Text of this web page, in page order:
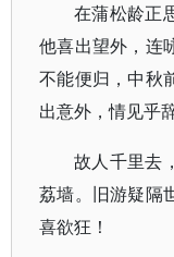
在蒲松龄正
他喜出望外，连
不能便归，中秋
出意外，情见乎
故人千里去
荔墙。旧游疑隔
喜欲狂！